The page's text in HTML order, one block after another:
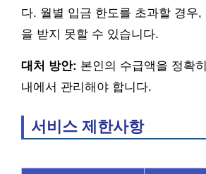
다. 월별 입금 한도를 초과할 경우,
을 받지 못할 수 있습니다.
대처 방안: 본인의 수급액을 정확
내에서 관리해야 합니다.
서비스 제한사항